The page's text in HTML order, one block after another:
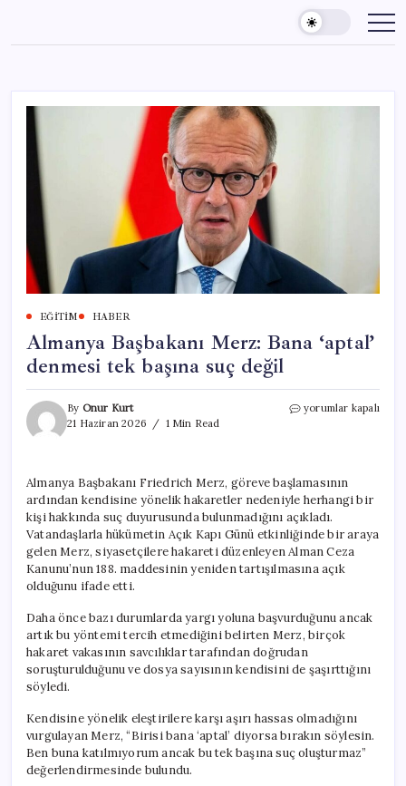
content
EĞITIM HABER
Almanya Başbakanı Merz: Bana ‘aptal’
denmesi tek başına suç değil
By Onur Kurt
21 Haziran 2026
1 Min Read
Almanya
denmesi
tek
başına
suç
yorumlar kapalı
Almanya Başbakanı Friedrich Merz, göreve başlamasının
ardından kendisine yönelik hakaretler nedeniyle herhangi bir
kişi hakkında suç duyurusunda bulunmadığını açıkladı.
Vatandaşlarla hükümetin Açık Kapı Günü etkinliğinde bir araya
gelen Merz, siyasetçilere hakareti düzenleyen Alman Ceza
Kanunu’nun 188. maddesinin yeniden tartışılmasına açık
olduğunu ifade etti.
Daha önce bazı durumlarda yargı yoluna başvurduğunu ancak
artık bu yöntemi tercih etmediğini belirten Merz, birçok
hakaret vakasının savcılıklar tarafından doğrudan
soruşturulduğunu ve dosya sayısının kendisini de şaşırttığını
söyledi.
Kendisine yönelik eleştirilere karşı aşırı hassas olmadığını
vurgulayan Merz, “Birisi bana ‘aptal’ diyorsa bırakın söylesin.
Ben buna katılmıyorum ancak bu tek başına suç oluşturmaz”
değerlendirmesinde bulundu.